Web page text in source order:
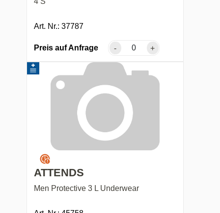
Art. Nr.: 37787
Preis auf Anfrage - +
ATTENDS
Men Protective 3 L Underwear